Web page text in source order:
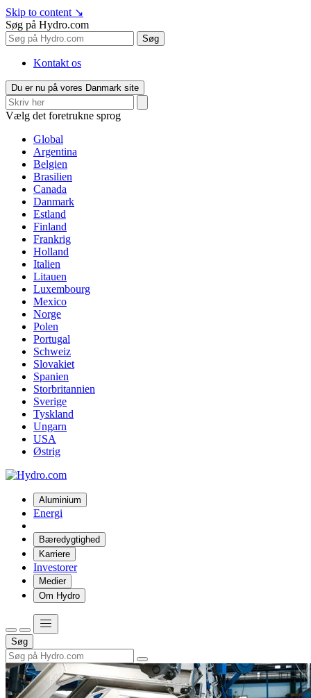
Skip to content ↘
Søg på Hydro.com
Søg
Kontakt os
Du er nu på vores Danmark site
Vælg det foretrukne sprog
Global
Argentina
Belgien
Brasilien
Canada
Danmark
Estland
Finland
Frankrig
Holland
Italien
Litauen
Luxembourg
Mexico
Norge
Polen
Portugal
Schweiz
Slovakiet
Spanien
Storbritannien
Sverige
Tyskland
Ungarn
USA
Østrig
Aluminium
Energi
Bæredygtighed
Karriere
Investorer
Medier
Om Hydro
Søg